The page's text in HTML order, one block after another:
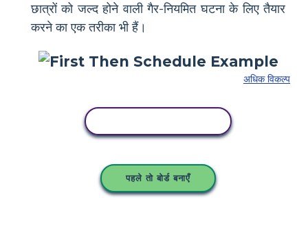
छात्रों को जल्द होने वाली गैर-नियमित घटना के लिए तैयार
करने का एक तरीका भी हैं।
अधिक विकल्प
पहले तो बोर्ड बनाएँ